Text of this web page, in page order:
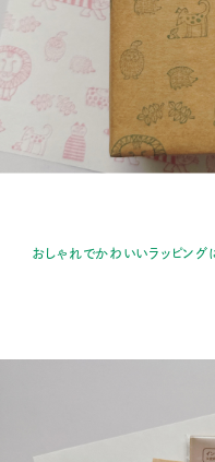
おしゃれでかわいいラッピング